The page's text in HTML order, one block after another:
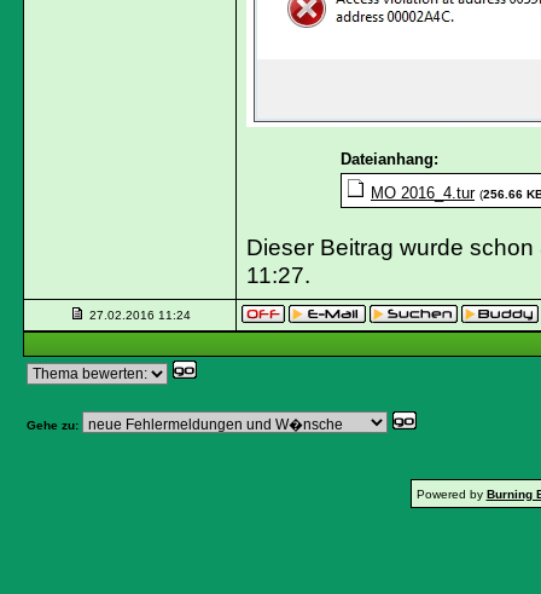
Dateianhang:
MO 2016_4.tur (256.66
Dieser Beitrag wurde
11:27.
27.02.2016 11:24
Gehe zu:
Powered by Burning